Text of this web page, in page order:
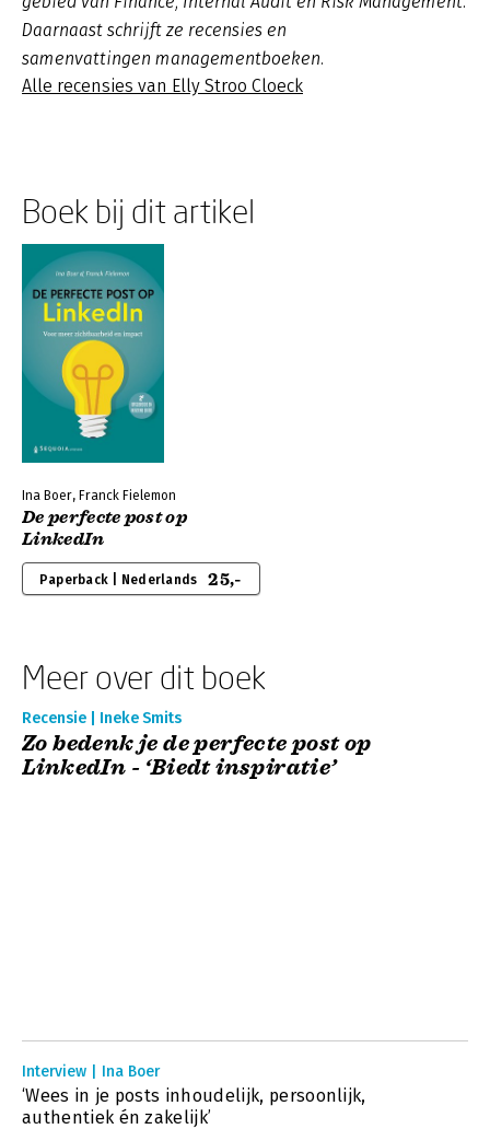
Daarnaast schrijft ze recensies en
samenvattingen managementboeken.
Alle recensies van Elly Stroo Cloeck
Boek bij dit artikel
Ina Boer, Franck Fielemon
De perfecte post op
LinkedIn
Paperback | Nederlands 25,-
Meer over dit boek
Recensie | Ineke Smits
Zo bedenk je de perfecte post op
LinkedIn - ‘Biedt inspiratie’
Interview | Ina Boer
‘Wees in je posts inhoudelijk, persoonlijk,
authentiek én zakelijk’